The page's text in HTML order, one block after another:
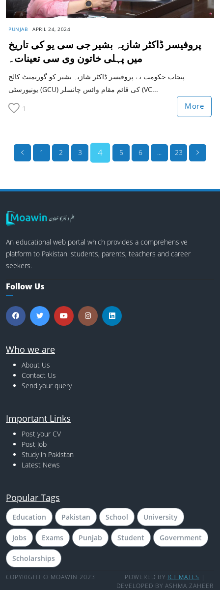
PUNJAB APRIL 24, 2024
پروفیسر ڈاکٹر شازیہ بشیر جی سی یو کی تاریخ
میں پہلی خاتون وی سی تعینات۔
پنجاب حکومت نے پروفیسر ڈاکٹر شازیہ بشیر کو گورنمنٹ کالج
یونیورسٹی (GCU) کی قائم مقام وائس چانسلر (VC...
1 More
1 2 3 4 5 6 ... 23
An educational web portal which provides a comprehensive
platform to Pakistani students, parents, teachers and career
seekers.
Follow Us
Who we are
About Us
Contact Us
Send your query
Important Links
Post your CV
Post Job
Study in Pakistan
Latest News
Popular Tags
Education Pakistan School University
Jobs Exams Punjab Student Government
Scholarships
COPYRIGHT © MOAWIN 2023 POWERED BY ICT MATES |
DEVELOPED BY ASHMA ZAHEER